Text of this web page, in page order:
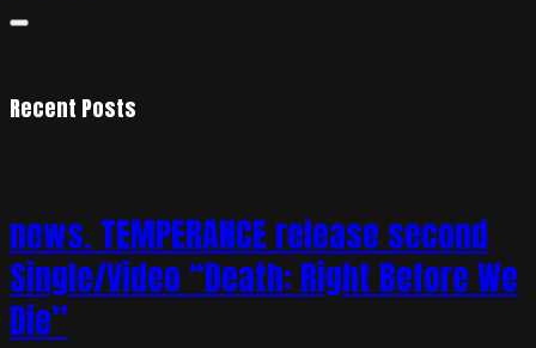
Recent Posts
news. TEMPERANCE release second
Single/Video “Death: Right Before We
Die”